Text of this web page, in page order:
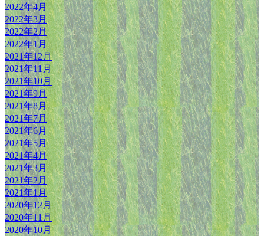
2022年4月
2022年3月
2022年2月
2022年1月
2021年12月
2021年11月
2021年10月
2021年9月
2021年8月
2021年7月
2021年6月
2021年5月
2021年4月
2021年3月
2021年2月
2021年1月
2020年12月
2020年11月
2020年10月